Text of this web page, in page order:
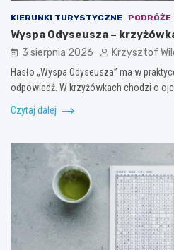
KIERUNKI TURYSTYCZNE PODRÓŻE
Wyspa Odyseusza –
3 sierpnia 2026 Krzysztof
Hasło „Wyspa Odyseusza” ma w
odpowiedź. W krzyżówkach chodzi o
Czytaj dalej